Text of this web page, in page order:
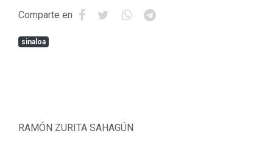
Comparte en
sinaloa
RAMÓN ZURITA SAHAGÚN